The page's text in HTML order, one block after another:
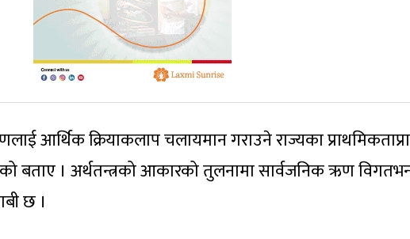
आर्थिक क्रियाकलाप चलायमान गराउने राज्यका
बताए । अर्थतन्त्रको आकारको तुलनामा सार्वजनिक ऋण
छ ।